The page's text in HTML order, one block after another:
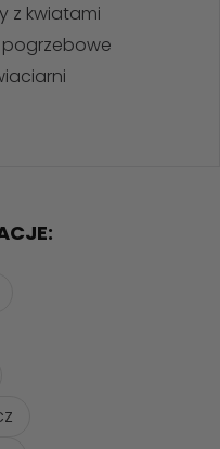
z kwiatami
pogrzebowe